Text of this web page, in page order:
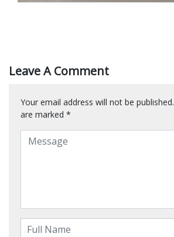
Leave A Comment
Your email address will not be published.
are marked *